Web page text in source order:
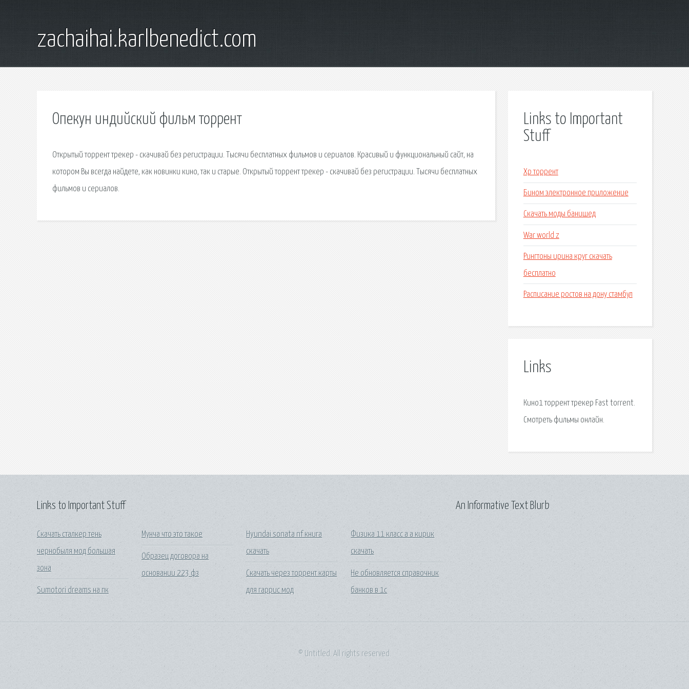
zachaihai.karlbenedict.com
Опекун индийский фильм торрент
Открытый торрент трекер - скачивай без регистрации. Тысячи бесплатных фильмов и сериалов. Красивый и функциональный сайт, на
котором Вы всегда найдете, как новинки кино, так и старые. Открытый торрент трекер - скачивай без регистрации. Тысячи бесплатных
фильмов и сериалов.
Links to Important
Stuff
Xp торрент
Бином электронное приложение
Скачать моды банишед
War world z
Рингтоны ирина круг скачать
бесплатно
Расписание ростов на дону стамбул
Links
Кино1 торрент трекер Fast torrent.
Смотреть фильмы онлайн.
Links to Important Stuff
Скачать сталкер тень
чернобыля мод большая
зона
Sumotori dreams на пк
Мунча что это такое
Образец договора на
основании 223 фз
Hyundai sonata nf книга
скачать
Скачать через торрент карты
для гаррис мод
Физика 11 класс а а кирик
скачать
Не обновляется справочник
банков в 1с
An Informative Text Blurb
© Untitled. All rights reserved.